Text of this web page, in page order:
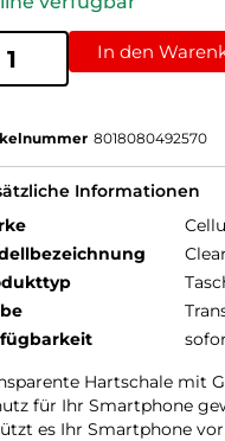
In den
8018080492570
Informationen
Hartschale mit
für Ihr Smartphone
es Ihr Smartphone